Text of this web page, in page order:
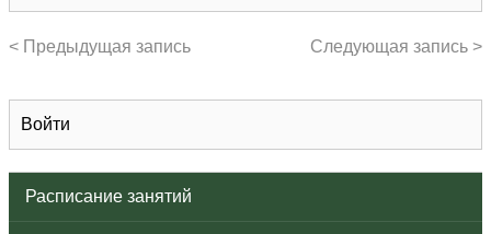
Войти
Расписание занятий
< Предыдущая запись Следующая запись >